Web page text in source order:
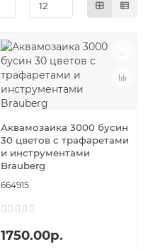
Аквамозаика 3000 бусин
30 цветов с трафаретами
и инструментами
Brauberg
664915
1750.00р.